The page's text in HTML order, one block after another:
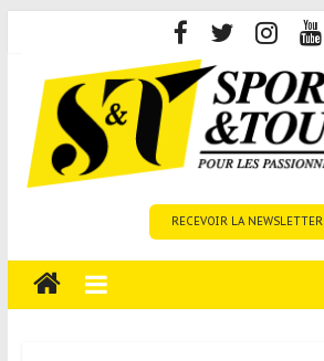
content
Tourisme
est
RECEVOIR LA NEWSLETTER